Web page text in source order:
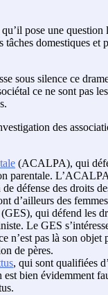
pose une
domestiques et
sous silence ce
ce ne sont pas
des
(ACALPA), qui
parentale.
défense des droits
d’ailleurs des
(GES), qui défend les
Le GES
n’est pas là son
de pères.
, qui sont qualifiées
bien évidemment